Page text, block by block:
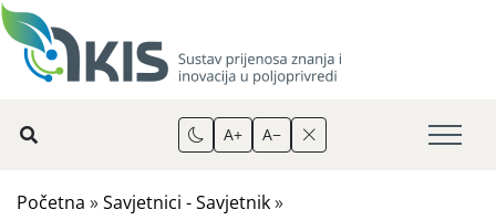
A+ A−
Početna »Savjetnici - Savjetnik»